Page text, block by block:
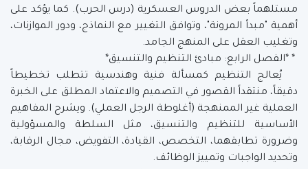
مستلهماً بعض الدروس العسكرية (درس الحرب). كما يؤكد على
أهمية "مبدأ المرونة"، وتوافق التغيير مع النماذج، ودور الموازنات،
وتغليب العقل على المنهج الجامد.
* *الفصل الرابع: مبادئ التنظيم والتنسيق*
يُعالج التنظيم كمسألة فنية وهندسية تتطلب تخطيطاً
دقيقاً، منتقداً القصور في التصميم والاعتماد المطلق على الخبرة
العملية غير الممنهجة (أغلوطة الرجل العملي). ويشرح المفاهيم
الأساسية للتنظيم والتنسيق، مثل السلطة والمسؤولية
وضرورة تطابقهما، التخصص، القيادة، التفويض، مجال الرقابة،
وتحديد الواجبات وتمييز الوظائف.